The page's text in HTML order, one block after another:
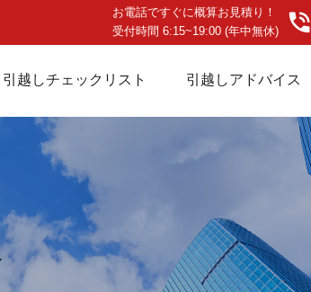
引越しチェックリスト 引越しアドバイス
お電話ですぐに概算お見積り！
受付時間 6:15~19:00 (年中無休)
phone_in_talk